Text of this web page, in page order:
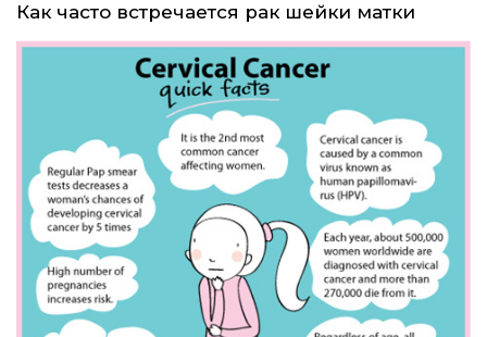
Как часто встречается рак шейки матки